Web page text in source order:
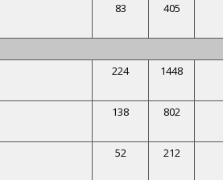
83 405
224 1448
138 802
52 212